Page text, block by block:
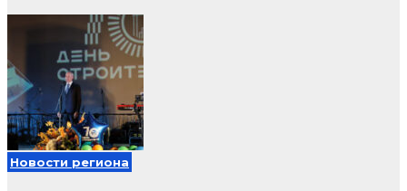
Новости региона